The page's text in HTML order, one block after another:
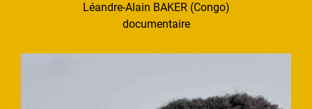
Léandre-Alain BAKER (Congo)
documentaire